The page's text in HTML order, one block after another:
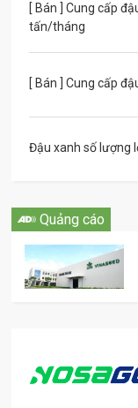
[ Bán ] Cung cấp
tấn/tháng
[ Bán ] Cung cấp
Đậu xanh số lượng
Quảng cáo